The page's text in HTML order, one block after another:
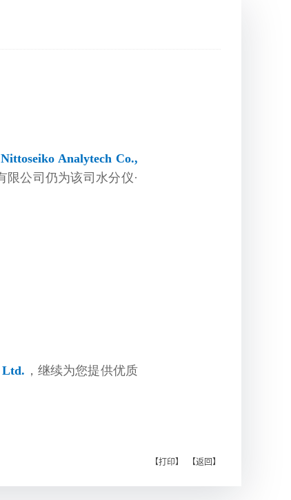
Nittoseiko Analytech Co.,
公司仍为该司水分仪·
Ltd. ， 继续为您提供优质
【打印】 【返回】